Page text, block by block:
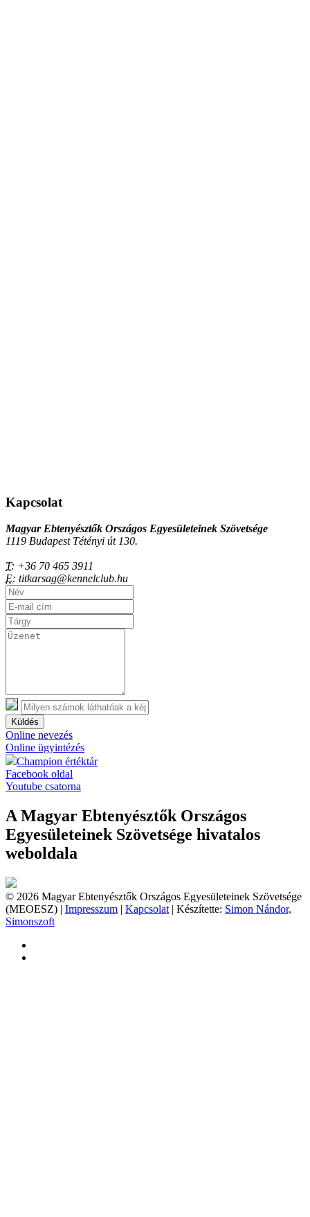
Kapcsolat
Magyar Ebtenyésztők Országos Egyesületeinek Szövetsége
1119 Budapest Tétényi út 130.
T: +36 70 465 3911
E: titkarsag@kennelclub.hu
Küldés
Online nevezés
Online ügyintézés
Champion értéktár
Facebook oldal
Youtube csatorna
A Magyar Ebtenyésztők Országos
Egyesületeinek Szövetsége hivatalos
weboldala
© 2026 Magyar Ebtenyésztők Országos Egyesületeinek Szövetsége
(MEOESZ) | Impresszum | Kapcsolat | Készítette: Simon Nándor,
Simonszoft